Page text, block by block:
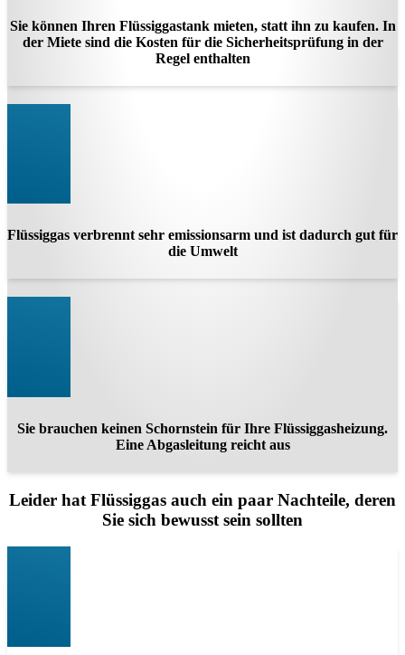
Sie können Ihren Flüssiggastank mieten, statt ihn zu kaufen. In
der Miete sind die Kosten für die Sicherheitsprüfung in der
Regel enthalten
Flüssiggas verbrennt sehr emissionsarm und ist dadurch gut für
die Umwelt
Sie brauchen keinen Schornstein für Ihre Flüssiggasheizung.
Eine Abgasleitung reicht aus
Leider hat Flüssiggas auch ein paar Nachteile, deren
Sie sich bewusst sein sollten